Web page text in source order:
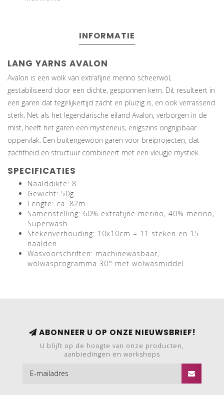
INFORMATIE
LANG YARNS AVALON
Avalon is een wolk van extrafijne merino scheerwol,
gestabiliseerd door een dichte, gesponnen kern. Dit resulteert in
een garen dat tegelijkertijd zacht en pluizig is, en ook verrassend
sterk. Net als het legendarische eiland Avalon, verborgen in de
mist, heeft het garen een mysterieus, enigszins ongrijpbaar
oppervlak. Een buitengewoon garen voor breiprojecten, dat
zachtheid en structuur combineert met een vleugje mystiek.
SPECIFICATIES
Naalddikte: 8
Gewicht: 50g
Lengte: ca. 82m
Samenstelling: 60% extrafijne merino, 40% merino,
Superwash
Stekenverhouding: 10x10cm = 11 steken en 15
naalden
Wasvoorschriften: machinewasbaar,
wolwasprogramma 30° met wolwasmiddel
ABONNEER U OP ONZE NIEUWSBRIEF!
U blijft op de hoogte van onze producten,
aanbiedingen en workshops